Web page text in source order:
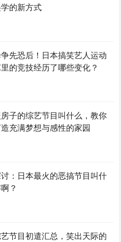
的新方式
先恐后！日本搞笑艺人运动
的竞技经历了哪些变化？
房子的综艺节目叫什么，教你
充满梦想与感性的家园
：日本最火的恶搞节目叫什
？
艺节目初遣汇总，笑出天际的